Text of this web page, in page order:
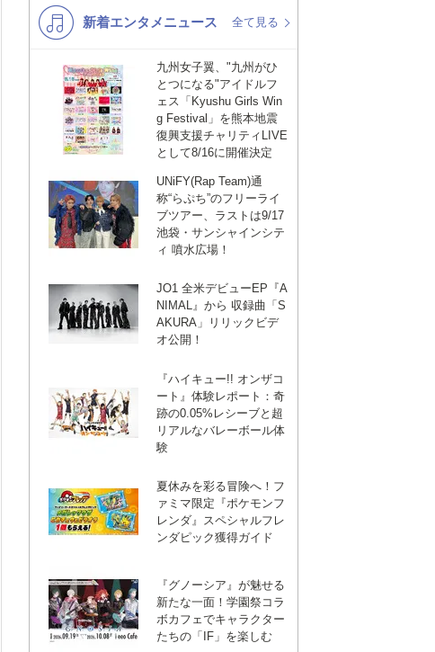
K-POP 演歌・歌謡
洋楽
VTuber ディズニー
新着エンタメニュース 全て見る
九州女子翼、"九州がひ
とつになる"アイドルフ
ェス「Kyushu Girls Win
g Festival」を熊本地震
復興支援チャリティLIVE
として8/16に開催決定
UNiFY(Rap Team)通
称“らぷち”のフリーライ
ブツアー、ラストは9/17
池袋・サンシャインシテ
ィ 噴水広場！
JO1 全米デビューEP『A
NIMAL』から 収録曲「S
AKURA」リリックビデ
オ公開！
『ハイキュー!! オンザコ
ート』体験レポート：奇
跡の0.05%レシーブと超
リアルなバレーボール体
験
夏休みを彩る冒険へ！フ
ァミマ限定『ポケモンフ
レンダ』スペシャルフレ
ンダピック獲得ガイド
『グノーシア』が魅せる
新たな一面！学園祭コラ
ボカフェでキャラクター
たちの「IF」を楽しむ